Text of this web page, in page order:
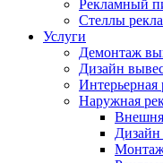
Рекламный
Стеллы
Услуги
Демонтаж
Дизайн
Интерьерная
Наружная